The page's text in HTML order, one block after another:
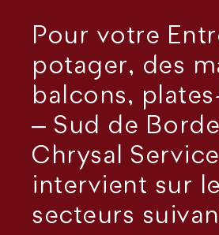
Pour votre
potager, des
balcons,
– Sud de
Chrysal
intervient sur
secteurs